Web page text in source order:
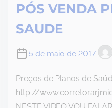
PÓS VENDA
SAUDE
5 de maio de 2017
Preços de Planos de
http://